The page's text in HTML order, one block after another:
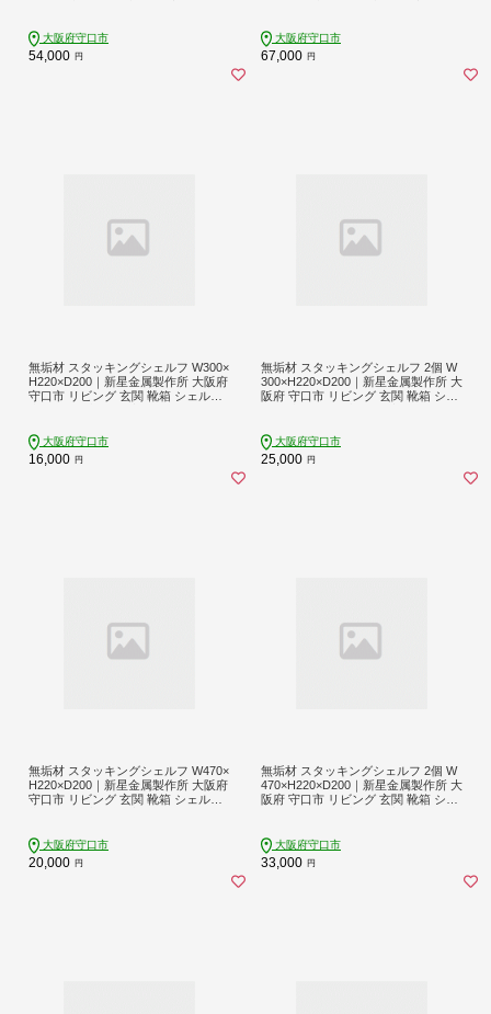
大阪府守口市
54,000 円
大阪府守口市
67,000 円
無垢材 スタッキングシェルフ W300×
H220×D200｜新星金属製作所 大阪府
守口市 リビング 玄関 靴箱 シェルフ
大阪府守口市
16,000 円
無垢材 スタッキングシェルフ 2個 W
300×H220×D200｜新星金属製作所 大
阪府 守口市 リビング 玄関 靴箱 シェ
大阪府守口市
25,000 円
無垢材 スタッキングシェルフ W470×
H220×D200｜新星金属製作所 大阪府
守口市 リビング 玄関 靴箱 シェルフ
大阪府守口市
20,000 円
無垢材 スタッキングシェルフ 2個 W
470×H220×D200｜新星金属製作所 大
阪府 守口市 リビング 玄関 靴箱 シェ
大阪府守口市
33,000 円